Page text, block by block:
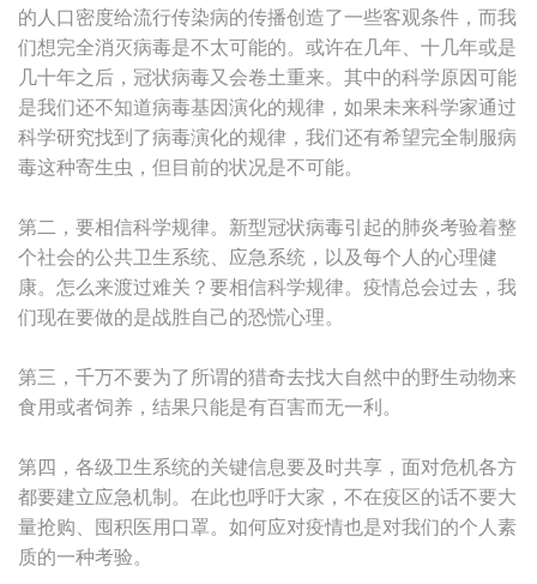
的人口密度给流行传染病的传播创造了一些客观条件，而我
们想完全消灭病毒是不太可能的。或许在几年、十几年或是
几十年之后，冠状病毒又会卷土重来。其中的科学原因可能
是我们还不知道病毒基因演化的规律，如果未来科学家通过
科学研究找到了病毒演化的规律，我们还有希望完全制服病
毒这种寄生虫，但目前的状况是不可能。
第二，要相信科学规律。新型冠状病毒引起的肺炎考验着整
个社会的公共卫生系统、应急系统，以及每个人的心理健
康。怎么来渡过难关？要相信科学规律。疫情总会过去，我
们现在要做的是战胜自己的恐慌心理。
第三，千万不要为了所谓的猎奇去找大自然中的野生动物来
食用或者饲养，结果只能是有百害而无一利。
第四，各级卫生系统的关键信息要及时共享，面对危机各方
都要建立应急机制。在此也呼吁大家，不在疫区的话不要大
量抢购、囤积医用口罩。如何应对疫情也是对我们的个人素
质的一种考验。